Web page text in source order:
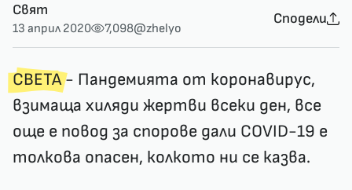
Свят
13 април 2020 7,098@zhelyo
Сподели
СВЕТА- Пандемията от коронавирус,
взимаща хиляди жертви всеки ден, все
още е повод за спорове дали COVID-19 е
толкова опасен, колкото ни се казва.